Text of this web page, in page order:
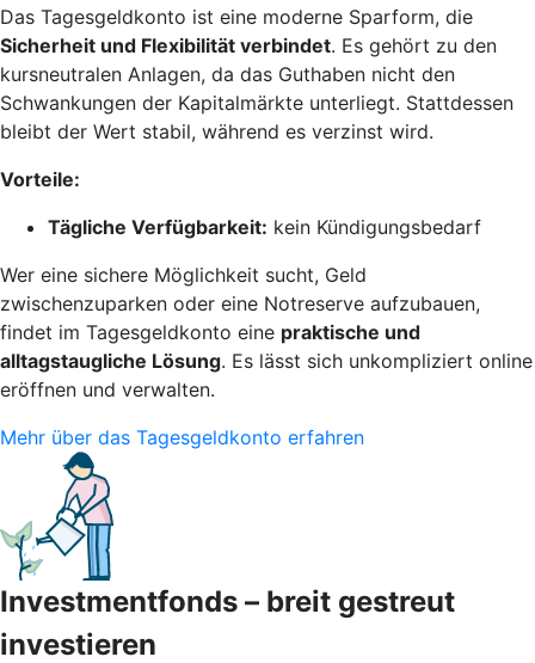
Das Tagesgeldkonto ist eine moderne Sparform, die
Sicherheit und Flexibilität verbindet. Es gehört zu den
kursneutralen Anlagen, da das Guthaben nicht den
Schwankungen der Kapitalmärkte unterliegt. Stattdessen
bleibt der Wert stabil, während es verzinst wird.
Vorteile:
Tägliche Verfügbarkeit: kein Kündigungsbedarf
Wer eine sichere Möglichkeit sucht, Geld
zwischenzuparken oder eine Notreserve aufzubauen,
findet im Tagesgeldkonto eine praktische und
alltagstaugliche Lösung. Es lässt sich unkompliziert online
eröffnen und verwalten.
Mehr über das Tagesgeldkonto erfahren
Investmentfonds – breit gestreut
investieren